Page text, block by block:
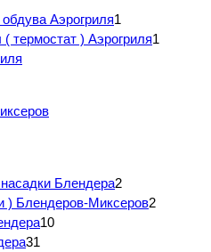
Аэрогриля1
термостат ) Аэрогриля1
Блендера2
) Блендеров-Миксеров2
10
31